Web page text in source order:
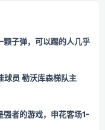
颗子弹，可以踢的人几乎
球员 勒沃库森梯队主
强者的游戏，申花客场1-